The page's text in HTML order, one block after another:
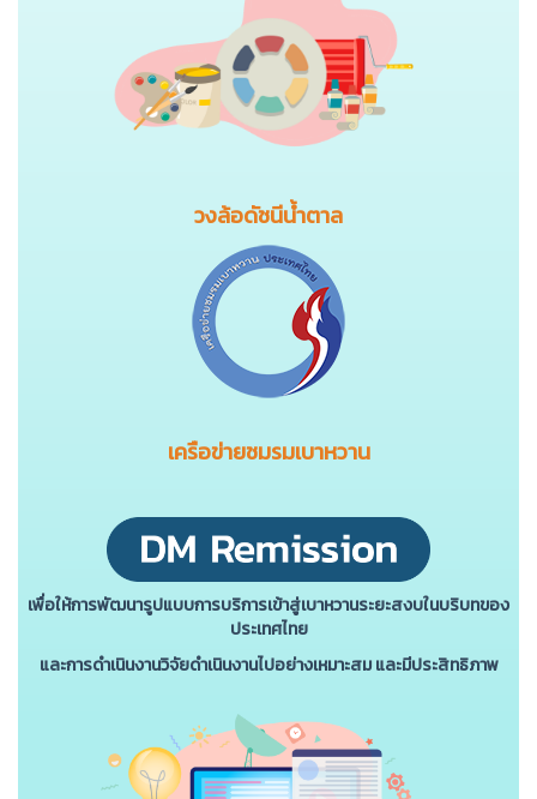
วงล้อดัชนีน้ำตาล
เครือข่ายชมรมเบาหวาน
เพื่อให้การพัฒนารูปแบบการบริการเข้าสู่เบาหวานระยะสงบในบริบทของ
ประเทศไทย
และการดําเนินงานวิจัยดําเนินงานไปอย่างเหมาะสม และมีประสิทธิภาพ